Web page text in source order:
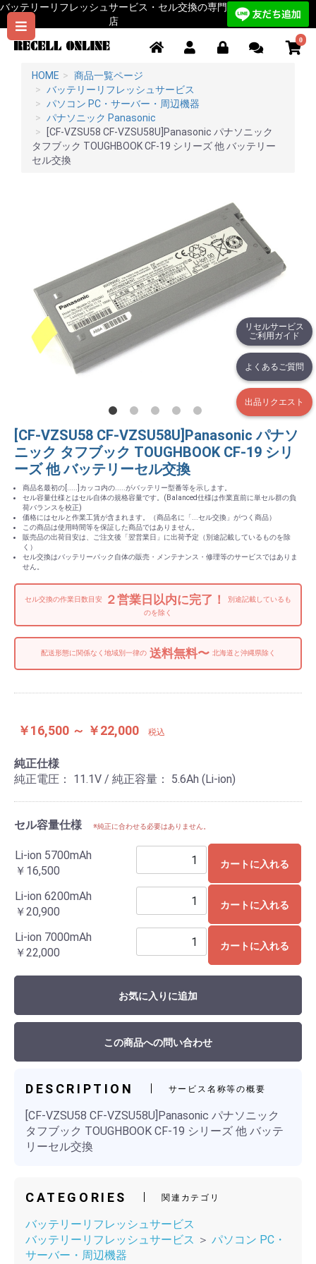
リセルサービス
ご利用ガイド
よくあるご質問
出品リクエスト
バッテリーリフレッシュサービス・セル交換の専門
店
0
HOME
商品一覧ページ
バッテリーリフレッシュサービス
パソコン PC・サーバー・周辺機器
パナソニック Panasonic
[CF-VZSU58 CF-VZSU58U]Panasonic パナソニック
タフブック TOUGHBOOK CF-19 シリーズ 他 バッテリー
セル交換
[CF-VZSU58 CF-VZSU58U]Panasonic パナソ
ニック タフブック TOUGHBOOK CF-19 シリ
ーズ 他 バッテリーセル交換
商品名最初の[.....]カッコ内の.....がバッテリー型番等を示します。
セル容量仕様とはセル自体の規格容量です。(Balanced仕様は作業直前に単セル群の負
荷バランスを校正)
価格にはセルと作業工賃が含まれます。（商品名に「...セル交換」がつく商品）
この商品は使用時間等を保証した商品ではありません。
販売品の出荷目安は、ご注文後「翌営業日」に出荷予定（別途記載しているものを除
く）
セル交換はバッテリーパック自体の販売・メンテナンス・修理等のサービスではありま
せん。
セル交換の作業日数目安 ２営業日以内に完了！
別途記載しているも
のを除く
配送形態に関係なく地域別一律の送料無料〜 北海道と沖縄県除く
￥16,500 ～ ￥22,000 税込
純正仕様
純正電圧： 11.1V / 純正容量： 5.6Ah (Li-ion)
セル容量仕様 ※純正に合わせる必要はありません。
Li-ion 5700mAh
￥16,500
カートに入れる
Li-ion 6200mAh
￥20,900
カートに入れる
Li-ion 7000mAh
￥22,000
カートに入れる
お気に入りに追加
この商品への問い合わせ
DESCRIPTION サービス名称等の概要
[CF-VZSU58 CF-VZSU58U]Panasonic パナソニック
タフブック TOUGHBOOK CF-19 シリーズ 他 バッテ
リーセル交換
CATEGORIES 関連カテゴリ
バッテリーリフレッシュサービス
バッテリーリフレッシュサービス ＞ パソコン PC・
サーバー・周辺機器